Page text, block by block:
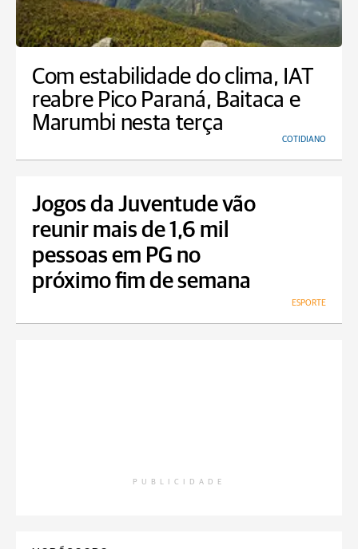
Com estabilidade do clima, IAT
reabre Pico Paraná, Baitaca e
Marumbi nesta terça
COTIDIANO
Jogos da Juventude vão
reunir mais de 1,6 mil
pessoas em PG no
próximo fim de semana
ESPORTE
PUBLICIDADE